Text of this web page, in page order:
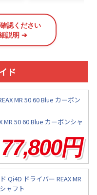
認ください
説明 ➔
ド
MR 50 60 Blue カーボンシャ
円